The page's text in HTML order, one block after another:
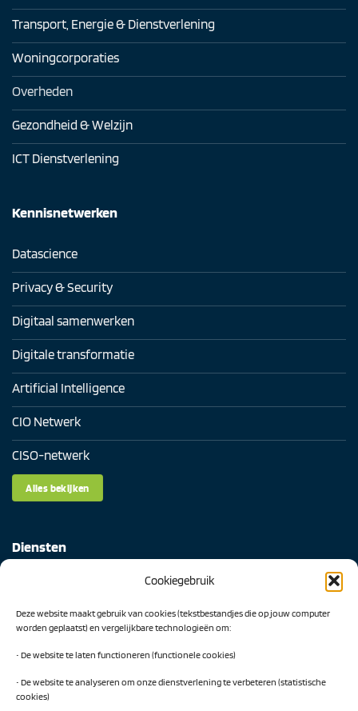
Cookiegebruik
Deze website maakt gebruik van cookies (tekstbestandjes die op jouw computer
worden geplaatst) en vergelijkbare technologieën om:
• De website te laten functioneren (functionele cookies)
• De website te analyseren om onze dienstverlening te verbeteren (statistische
cookies)
Transport, Energie & Dienstverlening
Woningcorporaties
Overheden
Gezondheid & Welzijn
ICT Dienstverlening
Kennisnetwerken
Datascience
Privacy & Security
Digitaal samenwerken
Digitale transformatie
Artificial Intelligence
CIO Netwerk
CISO-netwerk
Alles bekijken
Diensten
AI Readiness Scan
Traineeship SN Data & AI
Projecten